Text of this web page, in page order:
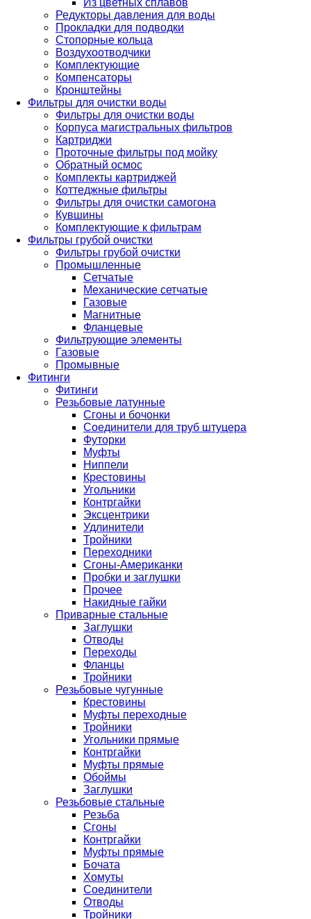
Из цветных сплавов
Редукторы давления для воды
Прокладки для подводки
Стопорные кольца
Воздухоотводчики
Комплектующие
Компенсаторы
Кронштейны
Фильтры для очистки воды
Фильтры для очистки воды
Корпуса магистральных фильтров
Картриджи
Проточные фильтры под мойку
Обратный осмос
Комплекты картриджей
Коттеджные фильтры
Фильтры для очистки самогона
Кувшины
Комплектующие к фильтрам
Фильтры грубой очистки
Фильтры грубой очистки
Промышленные
Сетчатые
Механические сетчатые
Газовые
Магнитные
Фланцевые
Фильтрующие элементы
Газовые
Промывные
Фитинги
Фитинги
Резьбовые латунные
Сгоны и бочонки
Соединители для труб штуцера
Футорки
Муфты
Ниппели
Крестовины
Угольники
Контргайки
Эксцентрики
Удлинители
Тройники
Переходники
Сгоны-Американки
Пробки и заглушки
Прочее
Накидные гайки
Приварные стальные
Заглушки
Отводы
Переходы
Фланцы
Тройники
Резьбовые чугунные
Крестовины
Муфты переходные
Тройники
Угольники прямые
Контргайки
Муфты прямые
Обоймы
Заглушки
Резьбовые стальные
Резьба
Сгоны
Контргайки
Муфты прямые
Бочата
Хомуты
Соединители
Отводы
Тройники